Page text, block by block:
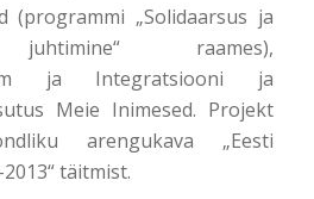
(programmi „Solidaarsus ja
juhtimine“ raames),
ja Integratsiooni ja
Meie Inimesed. Projekt
arengukava „Eesti
täitmist.